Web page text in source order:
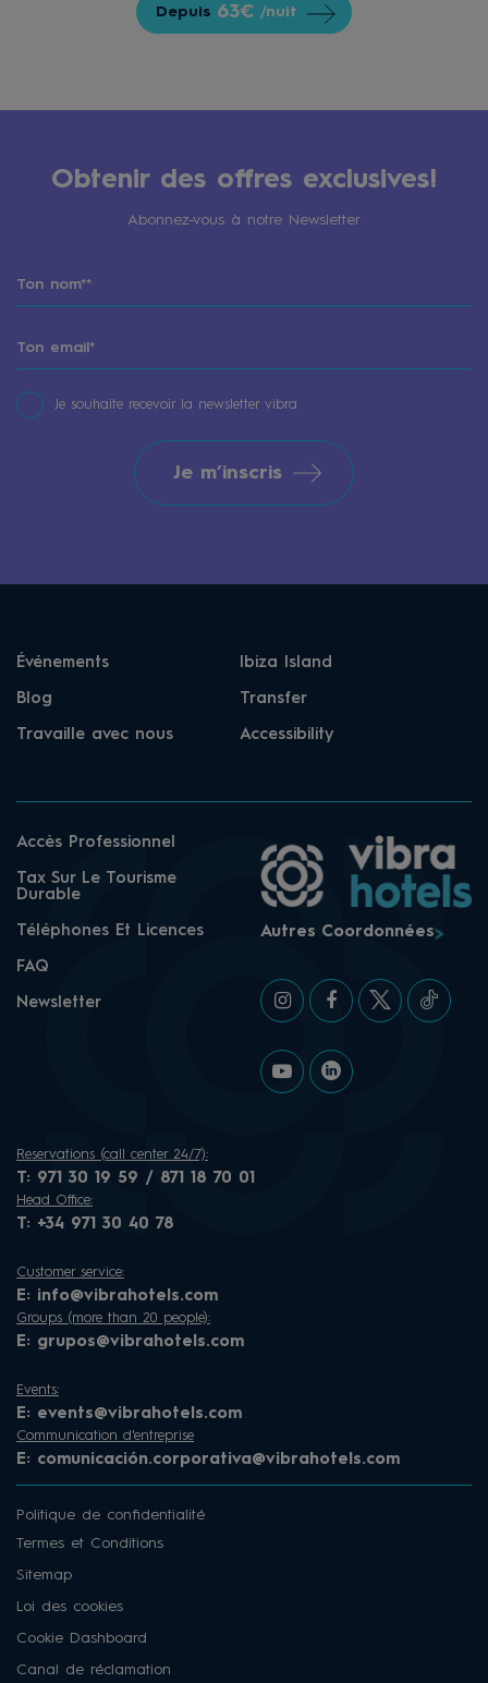
Depuis 63€ /nuit
Obtenir des offres exclusives!
Abonnez-vous à notre Newsletter
Je souhaite recevoir la newsletter vibra
Je m’inscris
Événements Ibiza Island
Blog Transfer
Travaille avec nous Accessibility
Accès Professionnel
Tax Sur Le Tourisme
Durable
Téléphones Et Licences
FAQ
Newsletter
Autres Coordonnées
Reservations (call center 24/7):
T: 971 30 19 59 / 871 18 70 01
Head Office:
T: +34 971 30 40 78
Customer service:
E: info@vibrahotels.com
Groups (more than 20 people):
E: grupos@vibrahotels.com
Events:
E: events@vibrahotels.com
Communication d'entreprise
E: comunicación.corporativa@vibrahotels.com
Politique de confidentialité
Termes et Conditions
Sitemap
Loi des cookies
Cookie Dashboard
Canal de réclamation